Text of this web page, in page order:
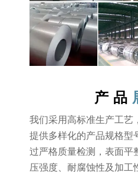
产品
我们采用高标准生产工艺
提供多样化的产品规格型
过严格质量检测，表面平
压强度、耐腐蚀性及加工